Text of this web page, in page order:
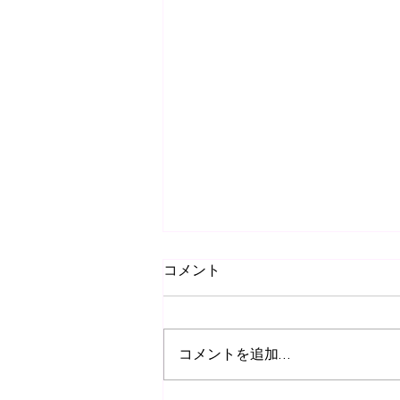
新しいコンデジ購入！
コメント
コメントを追加…